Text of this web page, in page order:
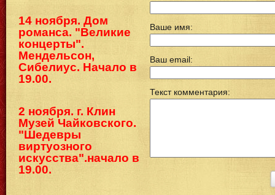
14 ноября. Дом
романса. "Великие
концерты".
Мендельсон,
Сибелиус. Начало в
19.00.
2 ноября. г. Клин
Музей Чайковского.
"Шедевры
виртуозного
искусства".начало в
19.00.
Ваше имя:
Ваш email:
Текст комментария: